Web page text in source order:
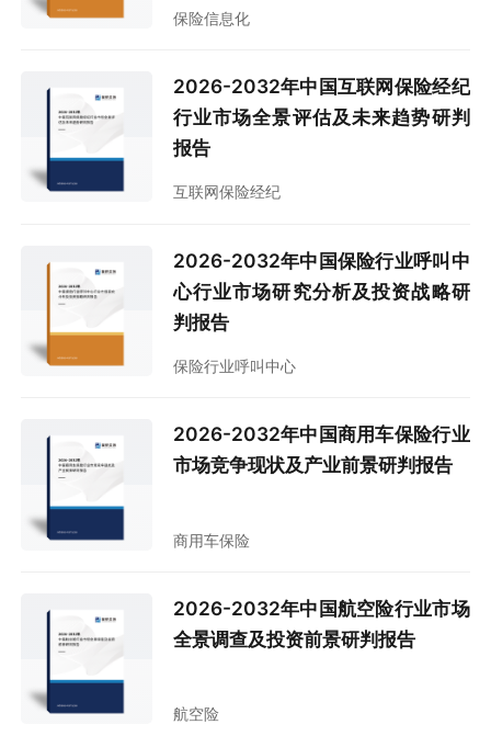
保险信息化
2026-2032年中国互联网保险经纪
行业市场全景评估及未来趋势研判
报告
互联网保险经纪
2026-2032年中国保险行业呼叫中
心行业市场研究分析及投资战略研
判报告
保险行业呼叫中心
2026-2032年中国商用车保险行业
市场竞争现状及产业前景研判报告
商用车保险
2026-2032年中国航空险行业市场
全景调查及投资前景研判报告
航空险